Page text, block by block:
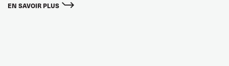
EN SAVOIR PLUS